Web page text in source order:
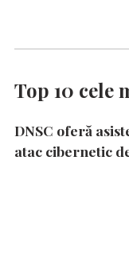
Top 10 cele
DNSC oferă
atac cibernetic